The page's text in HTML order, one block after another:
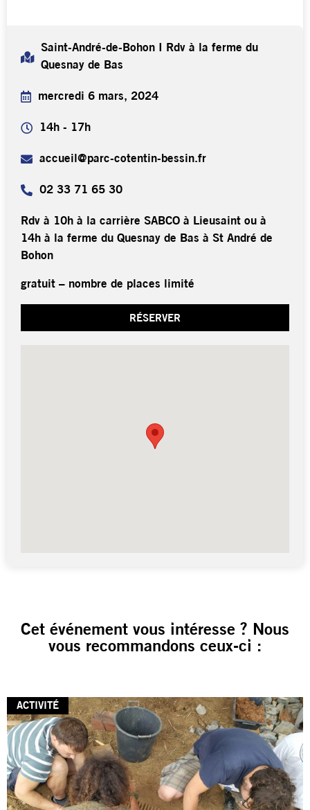
Saint-André-de-Bohon I Rdv à la ferme du
Quesnay de Bas
mercredi 6 mars, 2024
14h - 17h
accueil@parc-cotentin-bessin.fr
02 33 71 65 30
Rdv à 10h à la carrière SABCO à Lieusaint ou à
14h à la ferme du Quesnay de Bas à St André de
Bohon
gratuit – nombre de places limité
RÉSERVER
Cet événement vous intéresse ? Nous
vous recommandons ceux-ci :
ACTIVITÉ